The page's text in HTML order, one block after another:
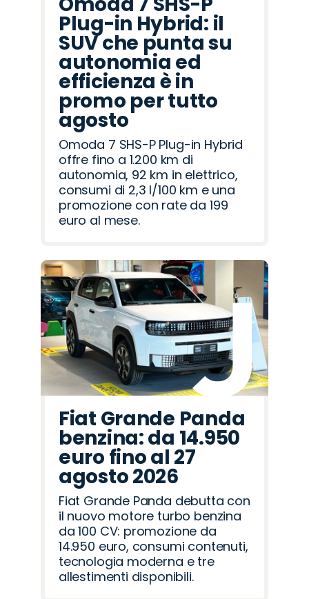
Plug-in Hybrid: il
SUV che punta su
autonomia ed
efficienza è in
promo per tutto
agosto
Omoda 7 SHS-P Plug-in Hybrid
offre fino a 1.200 km di
autonomia, 92 km in elettrico,
consumi di 2,3 l/100 km e una
promozione con rate da 199
euro al mese.
Fiat Grande Panda
benzina: da 14.950
euro fino al 27
agosto 2026
Fiat Grande Panda debutta con
il nuovo motore turbo benzina
da 100 CV: promozione da
14.950 euro, consumi contenuti,
tecnologia moderna e tre
allestimenti disponibili.